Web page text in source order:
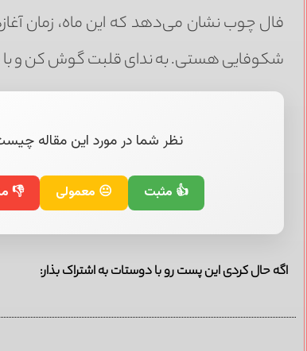
فال چوب نشان می‌دهد که این ماه، زمان
شکوفایی هستی. به ندای قلبت گوش کن و با
نظر شما در مورد این مقاله
👍 مثبت 😐 معمولی 👎
اگه حال کردی این پست رو با دوستات به اشتراک بذار: